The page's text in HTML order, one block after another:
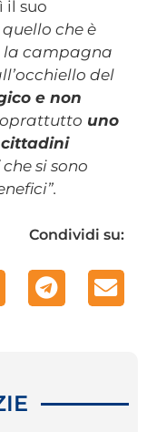
il suo
che è
la campagna
del
e non
uno
cittadini
che si sono
Condividi su: